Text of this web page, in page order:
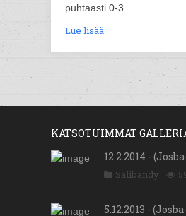
puhtaasti 0-3.
Lue lisää
KATSOTUIMMAT
12.2.2014 -
Salibandy
5.12.2013 -